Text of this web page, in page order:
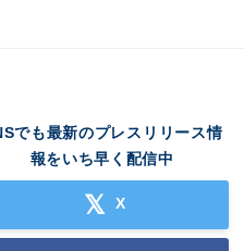
でも最新のプレスリリース情
報をいち早く配信中
X